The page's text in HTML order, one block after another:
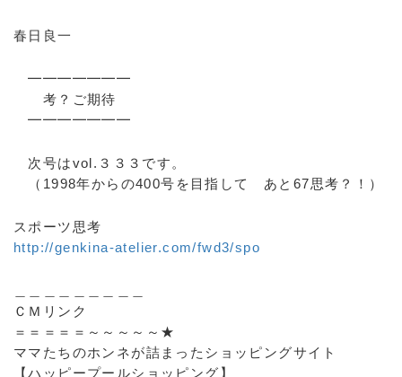
春日良一
━━━━━━━
考？ご期待
━━━━━━━
次号はvol.３３３です。
（1998年からの400号を目指して あと67思考？！）
スポーツ思考
http://genkina-atelier.com/fwd3/spo
ＣＭリンク
＝＝＝＝＝～～～～～★
ママたちのホンネが詰まったショッピングサイト
【ハッピープールショッピング】